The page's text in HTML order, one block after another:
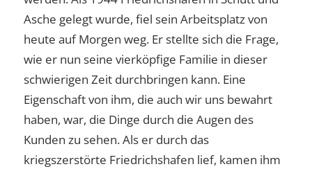
Asche gelegt wurde, fiel sein Arbeitsplatz von
heute auf Morgen weg. Er stellte sich die Frage,
wie er nun seine vierköpfige Familie in dieser
schwierigen Zeit durchbringen kann. Eine
Eigenschaft von ihm, die auch wir uns bewahrt
haben, war, die Dinge durch die Augen des
Kunden zu sehen. Als er durch das
kriegszerstörte Friedrichshafen lief, kamen ihm